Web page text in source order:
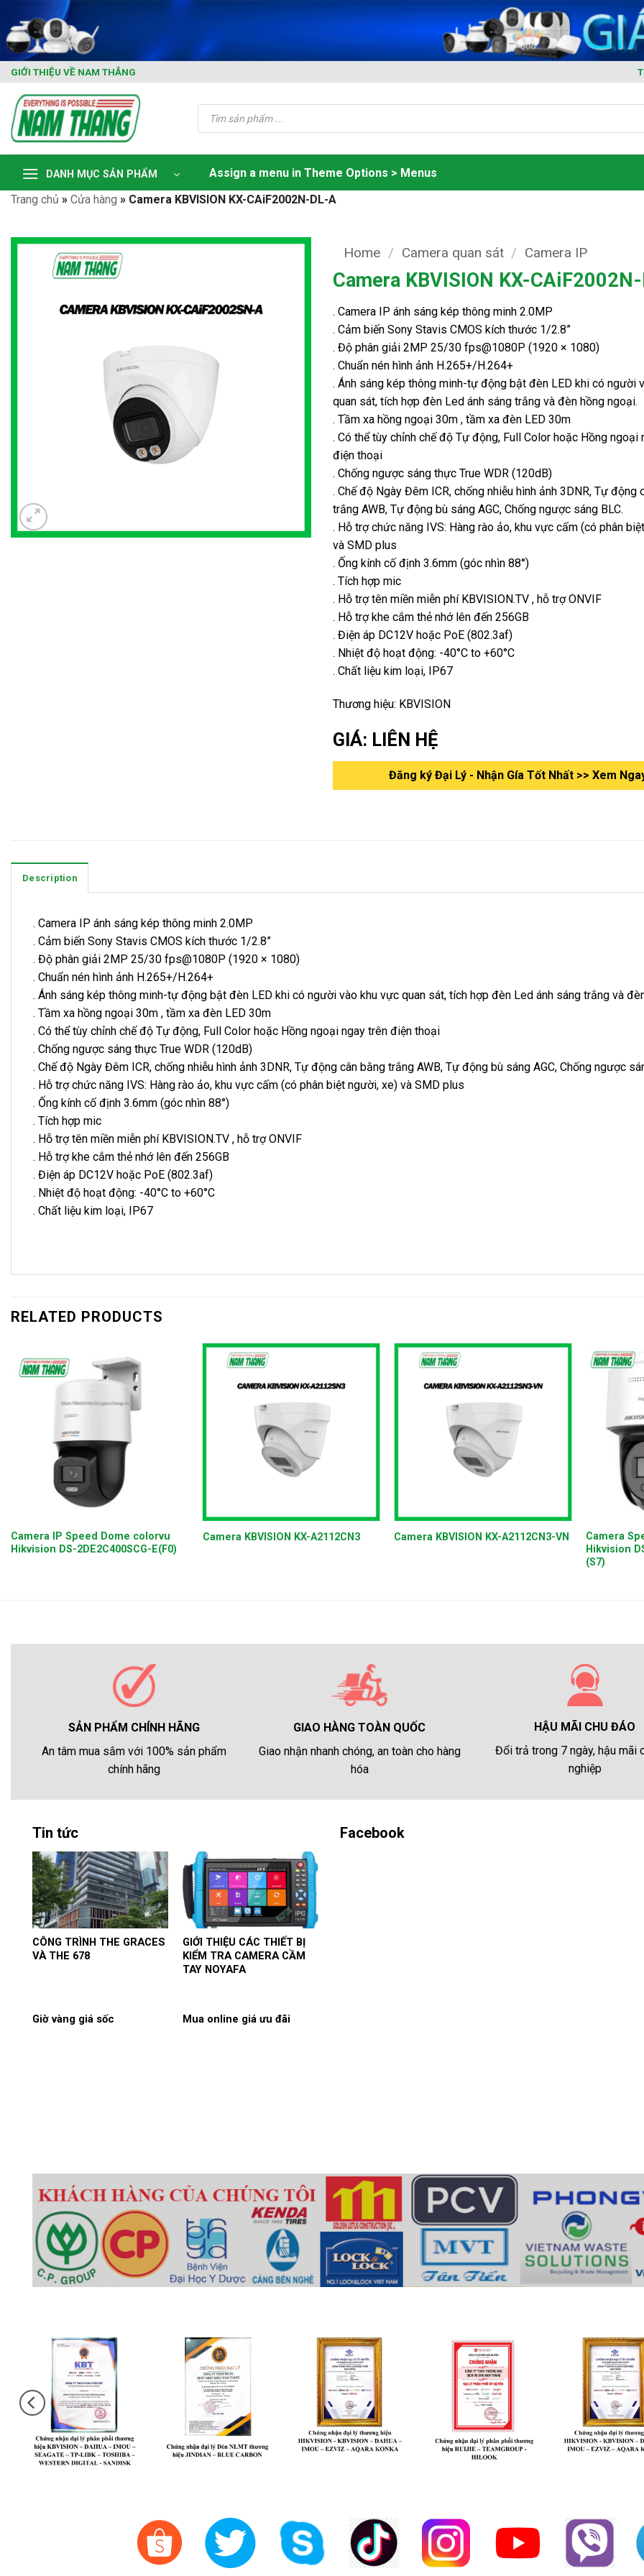
content
GIỚI THIỆU VỀ NAM THẮNG
Tìm
kiếm
phẩm
DANH MỤC SẢN PHẨM
Assign a menu in Theme Options > Menus
Trang chủ » Cửa hàng » Camera KBVISION KX-CAiF2002N-DL-A
Home / Camera quan sát / Camera IP
Camera KBVISION KX-
. Camera IP ánh sáng kép thông minh 2.0MP
. Cảm biến Sony Stavis CMOS kích thước 1/2.8”
. Độ phân giải 2MP 25/30 fps@1080P (1920 × 1080)
. Chuẩn nén hình ảnh H.265+/H.264+
. Ánh sáng kép thông minh-tự động bật đèn LED khi có người
quan sát, tích hợp đèn Led ánh sáng trắng và đèn hồng ngoại.
. Tầm xa hồng ngoại 30m , tầm xa đèn LED 30m
. Có thể tùy chỉnh chế độ Tự động, Full Color hoặc Hồng ngoại
điện thoại
. Chống ngược sáng thực True WDR (120dB)
. Chế độ Ngày Đêm ICR, chống nhiễu hình ảnh 3DNR, Tự động
trắng AWB, Tự động bù sáng AGC, Chống ngược sáng BLC.
. Hỗ trợ chức năng IVS: Hàng rào ảo, khu vực cấm (có phân
và SMD plus
. Ống kính cố định 3.6mm (góc nhìn 88°)
. Tích hợp mic
. Hỗ trợ tên miền miễn phí KBVISION.TV , hỗ trợ ONVIF
. Hỗ trợ khe cắm thẻ nhớ lên đến 256GB
. Điện áp DC12V hoặc PoE (802.3af)
. Nhiệt độ hoạt động: -40°C to +60°C
. Chất liệu kim loại, IP67
Thương hiệu: KBVISION
GIÁ: LIÊN HỆ
Đăng ký Đại Lý - Nhận Gía Tốt Nhất >> Xem
Description
. Camera IP ánh sáng kép thông minh 2.0MP
. Cảm biến Sony Stavis CMOS kích thước 1/2.8”
. Độ phân giải 2MP 25/30 fps@1080P (1920 × 1080)
. Chuẩn nén hình ảnh H.265+/H.264+
. Ánh sáng kép thông minh-tự động bật đèn LED khi có người vào khu vực quan sát, tích hợp đèn Led ánh sáng trắng và
. Tầm xa hồng ngoại 30m , tầm xa đèn LED 30m
. Có thể tùy chỉnh chế độ Tự động, Full Color hoặc Hồng ngoại ngay trên điện thoại
. Chống ngược sáng thực True WDR (120dB)
. Chế độ Ngày Đêm ICR, chống nhiễu hình ảnh 3DNR, Tự động cân bằng trắng AWB, Tự động bù sáng AGC, Chống ngược
. Hỗ trợ chức năng IVS: Hàng rào ảo, khu vực cấm (có phân biệt người, xe) và SMD plus
. Ống kính cố định 3.6mm (góc nhìn 88°)
. Tích hợp mic
. Hỗ trợ tên miền miễn phí KBVISION.TV , hỗ trợ ONVIF
. Hỗ trợ khe cắm thẻ nhớ lên đến 256GB
. Điện áp DC12V hoặc PoE (802.3af)
. Nhiệt độ hoạt động: -40°C to +60°C
. Chất liệu kim loại, IP67
RELATED PRODUCTS
Camera IP Speed Dome colorvu
Hikvision DS-2DE2C400SCG-E(F0)
Camera KBVISION KX-A2112CN3 Camera KBVISION KX-A2112CN3-VN
Camera
Hikvision
(S7)
SẢN PHẨM CHÍNH HÃNG
An tâm mua sắm với 100% sản phẩm
chính hãng
GIAO HÀNG TOÀN QUỐC
Giao nhận nhanh chóng, an toàn cho hàng
hóa
HẬU MÃI CHU ĐÁO
Đổi trả trong 7 ngày, hậu mãi
nghiệp
Tin tức
CÔNG TRÌNH THE GRACES
VÀ THE 678
GIỚI THIỆU CÁC THIẾT BỊ
KIỂM TRA CAMERA CẦM
TAY NOYAFA
Giờ vàng giá sốc Mua online giá ưu đãi
Facebook